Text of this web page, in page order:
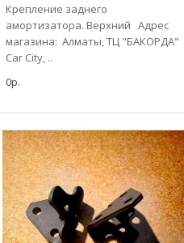
Крепление заднего
амортизатора. Верхний Адрес
магазина: Алматы, ТЦ "БАКОРДА"
Car City, ..
0р.